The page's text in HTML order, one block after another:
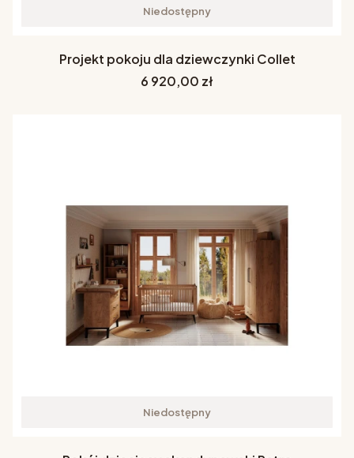
Niedostępny
Projekt pokoju dla dziewczynki Collet
Cena
6 920,00 zł
Niedostępny